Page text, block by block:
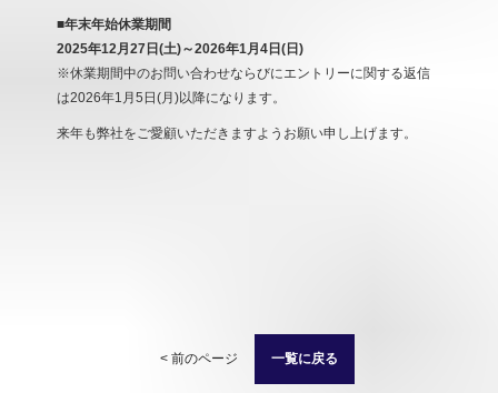
■年末年始休業期間
2025年12月27日(土)～2026年1月4日(日)
※休業期間中のお問い合わせならびにエントリーに関する返信
は2026年1月5日(月)以降になります。
来年も弊社をご愛顧いただきますようお願い申し上げます。
< 前のページ 一覧に戻る